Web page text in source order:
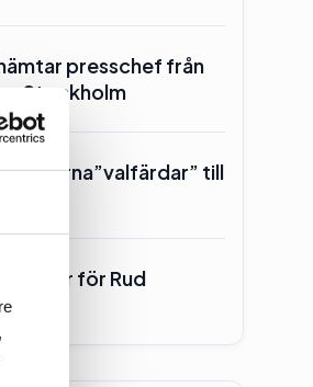
presschef från
Stockholm
till
miljoner för Rud